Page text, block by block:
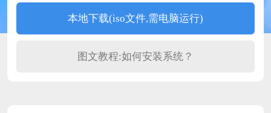
本地下载(iso文件,需电脑运行)
图文教程:如何安装系统？